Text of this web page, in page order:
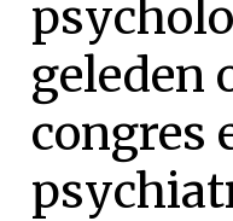
geleden
congres